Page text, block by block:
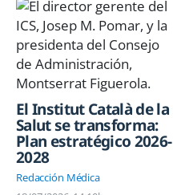
El Institut Català de la
Salut se transforma:
Plan estratégico 2026-
2028
Redacción Médica